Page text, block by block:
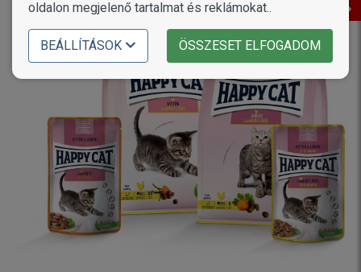
oldalon megjelenő tartalmat és reklámokat..
BEÁLLÍTÁSOK ÖSSZESET ELFOGADOM